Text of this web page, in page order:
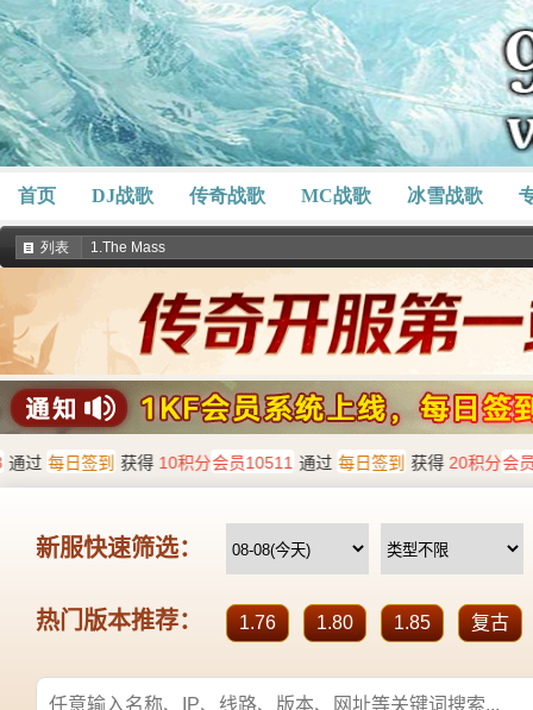
首页 DJ战歌 传奇战歌 MC战歌 冰雪战歌